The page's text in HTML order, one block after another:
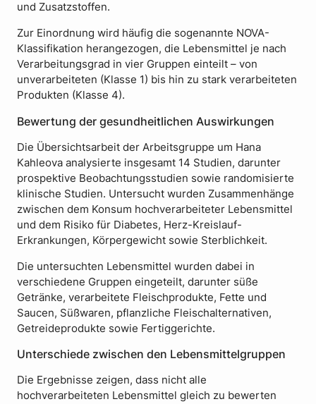
und Zusatzstoffen.
Zur Einordnung wird häufig die sogenannte NOVA-
Klassifikation herangezogen, die Lebensmittel je nach
Verarbeitungsgrad in vier Gruppen einteilt – von
unverarbeiteten (Klasse 1) bis hin zu stark verarbeiteten
Produkten (Klasse 4).
Bewertung der gesundheitlichen Auswirkungen
Die Übersichtsarbeit der Arbeitsgruppe um Hana
Kahleova analysierte insgesamt 14 Studien, darunter
prospektive Beobachtungsstudien sowie randomisierte
klinische Studien. Untersucht wurden Zusammenhänge
zwischen dem Konsum hochverarbeiteter Lebensmittel
und dem Risiko für Diabetes, Herz-Kreislauf-
Erkrankungen, Körpergewicht sowie Sterblichkeit.
Die untersuchten Lebensmittel wurden dabei in
verschiedene Gruppen eingeteilt, darunter süße
Getränke, verarbeitete Fleischprodukte, Fette und
Saucen, Süßwaren, pflanzliche Fleischalternativen,
Getreideprodukte sowie Fertiggerichte.
Unterschiede zwischen den Lebensmittelgruppen
Die Ergebnisse zeigen, dass nicht alle
hochverarbeiteten Lebensmittel gleich zu bewerten